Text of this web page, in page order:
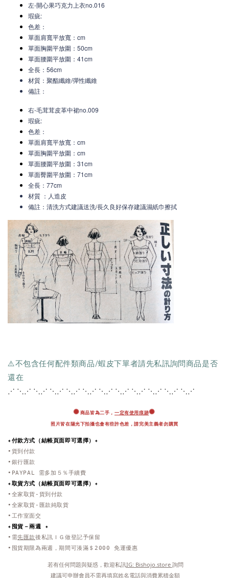
左-開心果巧克力上衣no.016
瑕疵:
色差：
單面肩寬平放寬： cm
單面胸圍平放圍：50cm
單面腰圍平放圍：41cm
全長：56cm
材質：聚酯纖維/彈性纖維
備註：
右-毛茸茸皮革中裙no.009
瑕疵:
色差：
單面肩寬平放寬 ：cm
單面胸圍平放圍：cm
單面腰圍平放圍：31cm
單面臀圍平放圍：71cm
全長：77cm
材質 ：人造皮
備註：清洗方式建議送洗/長久良好保存建議濕紙巾擦拭
⚠️不包含任何配件類商品/蝦皮下單者請先私訊詢問商品是否
還在
⋰ ⋱⋰ ⋱⋰ ⋱⋰ ⋱⋰ ⋱⋰ ⋱⋰ ⋱⋰ ⋱ ⋰ ⋱⋰ ⋱⋰ ⋱⋰
✺ 商品皆為二手， 一定有使用痕跡✺
照片皆在陽光下拍攝也會有些許色差，請完美主義者勿購買
✦付款方式（結帳頁面即可選擇）✦
•貨到付款
•銀行匯款
•PAYPAL 需多加５％手續費
✦取貨方式 （結帳頁面即可選擇） ✦
•全家取貨-貨到付款
•全家取貨-匯款純取貨
•工作室面交
✦ 囤貨－兩週 ✦
•需先匯款後私訊ＩＧ做登記予保留
•囤貨期限為兩週，期間可湊滿＄2000 免運優惠
若有任何問題與疑惑，歡迎私訊IG: Bishojo.store 詢問
建議可申辦會員不需再填寫姓名電話與消費累積金額